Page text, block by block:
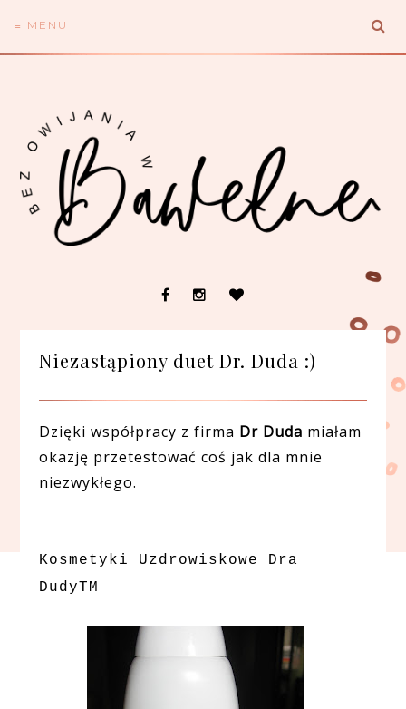
≡ MENU
Niezastąpiony duet Dr. Duda :)
Dzięki współpracy z firma Dr Duda miałam
okazję przetestować coś jak dla mnie
niezwykłego.
Kosmetyki Uzdrowiskowe Dra
DudyTM